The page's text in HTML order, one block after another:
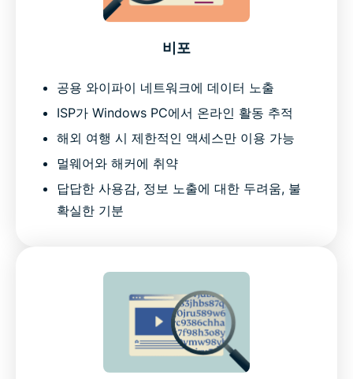
비포
공용 와이파이 네트워크에 데이터 노출
ISP가 Windows PC에서 온라인 활동 추적
해외 여행 시 제한적인 액세스만 이용 가능
멀웨어와 해커에 취약
답답한 사용감, 정보 노출에 대한 두려움, 불
확실한 기분